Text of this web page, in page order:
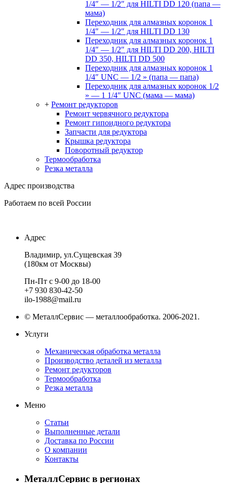
1/4″ — 1/2″ для HILTI DD 120 (папа —
мама)
Переходник для алмазных коронок 1
1/4″ — 1/2″ для HILTI DD 130
Переходник для алмазных коронок 1
1/4″ — 1/2″ для HILTI DD 200, HILTI
DD 350, HILTI DD 500
Переходник для алмазных коронок 1
1/4″ UNC — 1/2 » (папа — папа)
Переходник для алмазных коронок 1/2
» — 1 1/4″ UNC (мама — мама)
+ Ремонт редукторов
Ремонт червячного редуктора
Ремонт гипоидного редуктора
Запчасти для редуктора
Крышка редуктора
Поворотный редуктор
Термообработка
Резка металла
Адрес производства
Работаем по всей России
Адрес
Владимир, ул.Сущевская 39
(180км от Москвы)
Пн-Пт с 9-00 до 18-00
+7 930 830-42-50
ilo-1988@mail.ru
© МеталлСервис — металлообработка. 2006-2021.
Услуги
Механическая обработка металла
Производство деталей из металла
Ремонт редукторов
Термообработка
Резка металла
Меню
Статьи
Выполненные детали
Доставка по России
О компании
Контакты
МеталлСервис в регионах